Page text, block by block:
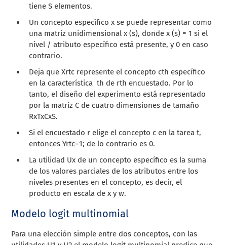
tiene S elementos.
Un concepto específico x se puede representar como
una matriz unidimensional x (s), donde x (s) = 1 si el
nivel / atributo específico está presente, y 0 en caso
contrario.
Deja queXrtc represente el concepto cth específico
en la característica th de rth encuestado. Por lo
tanto, el diseño del experimento está representado
por la matriz C de cuatro dimensiones de tamaño
RxTxCxS.
Si el encuestado r elige el concepto c en la tarea t,
entoncesYrtc=1; de lo contrario es 0.
La utilidad Ux de un concepto específico es la suma
de los valores parciales de los atributos entre los
niveles presentes en el concepto, es decir, el
producto en escala de x y w.
Modelo logit multinomial
Para una elección simple entre dos conceptos, con las